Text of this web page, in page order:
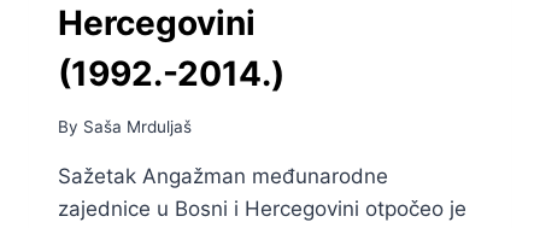
Hercegovini
(1992.-2014.)
By Saša Mrduljaš
Sažetak Angažman međunarodne
zajednice u Bosni i Hercegovini otpočeo je